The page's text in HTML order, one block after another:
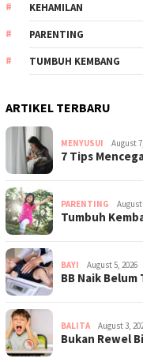
KEHAMILAN
PARENTING
TUMBUH KEMBANG
ARTIKEL TERBARU
MENYUSUI August
7 Tips
PARENTING August
Tumbuh
BAYI August 5, 2026
BB Naik
BALITA August 3,
Bukan Rewel